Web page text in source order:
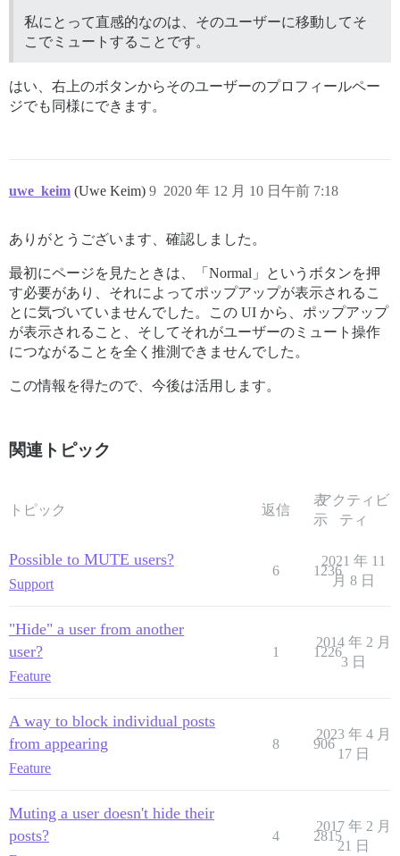
私にとって直感的なのは、そのユーザーに移動してそ
こでミュートすることです。
はい、右上のボタンからそのユーザーのプロフィールペー
ジでも同様にできます。
uwe_keim (Uwe Keim) 2020 年 12 月 10 日午前 7:18
9
ありがとうございます、確認しました。
最初にページを見たときは、「Normal」というボタンを押
す必要があり、それによってポップアップが表示されるこ
とに気づいていませんでした。この UI から、ポップアップ
が表示されること、そしてそれがユーザーのミュート操作
につながることを全く推測できませんでした。
この情報を得たので、今後は活用します。
関連トピック
トピック 返信
表
示
アクティビ
ティ
Possible to MUTE users?
Support
6 1236
2021 年 11
月 8 日
"Hide" a user from another
user?
Feature
1 1226
2014 年 2 月
3 日
A way to block individual posts
from appearing
Feature
8 906
2023 年 4 月
17 日
Muting a user doesn't hide their
posts?
4 2815
2017 年 2 月
21 日